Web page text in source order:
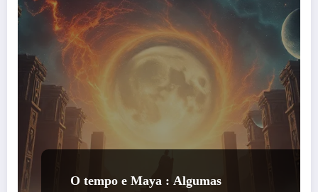
O tempo e Maya : Algumas